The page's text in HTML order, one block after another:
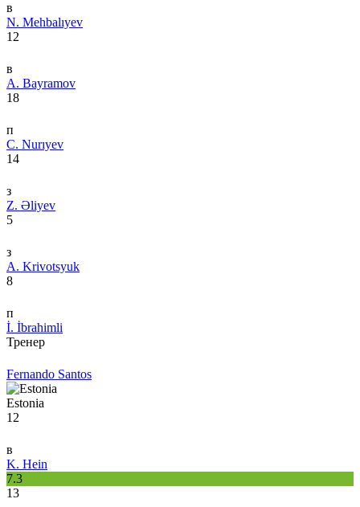
в
N. Mehbalıyev
12
в
A. Bayramov
18
п
C. Nurıyev
14
з
Z. Əliyev
5
з
A. Krivotsyuk
8
п
İ. İbrahimli
Тренер
Fernando Santos
Estonia
12
в
K. Hein
7.3
13